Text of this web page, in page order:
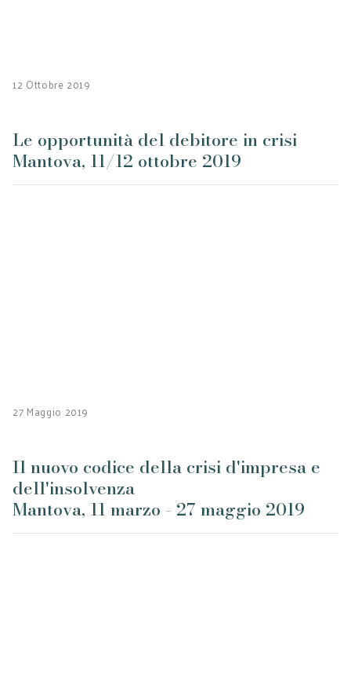
12 Ottobre 2019
Le opportunità del debitore in crisi
Mantova, 11/12 ottobre 2019
27 Maggio 2019
Il nuovo codice della crisi d'impresa e
dell'insolvenza
Mantova, 11 marzo - 27 maggio 2019